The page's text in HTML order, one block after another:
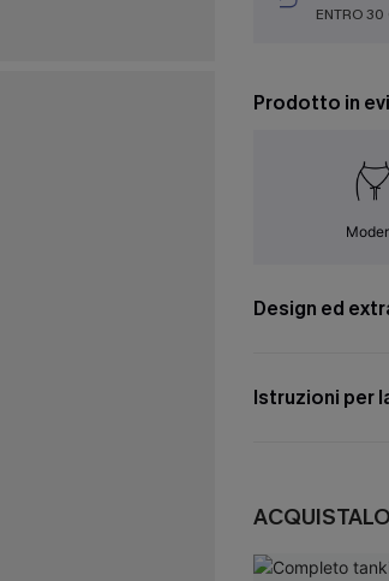
ENTRO 30
Prodotto in
Design ed
Istruzioni per